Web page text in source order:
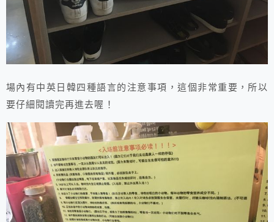
場內有中英日韓四種語言的注意事項，這個非常重要，所以
要仔細閱讀完再進去喔！